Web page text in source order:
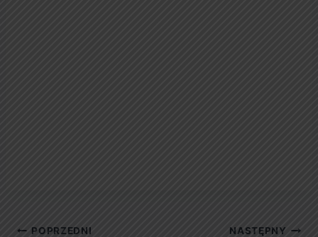
POPRZEDNI NASTĘPNY